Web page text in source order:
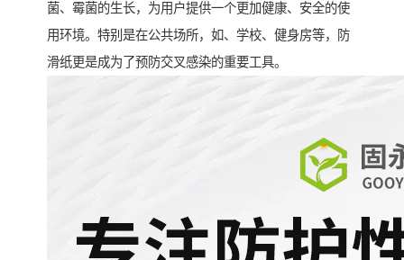
菌、霉菌的生长，为用户提供一个更加健康、安全的使
用环境。特别是在公共场所，如、学校、健身房等，防
滑纸更是成为了预防交叉感染的重要工具。